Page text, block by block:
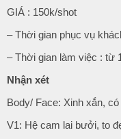
GIÁ : 150k/shot
– Thời gian phục vụ
– Thời gian làm việc : từ
Nhận xét
Body/ Face: Xinh xắn,
V1: Hệ cam lai bưởi, to